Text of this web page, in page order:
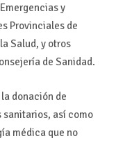
y
Provinciales de
Salud, y otros
de Sanidad.
donación de
así como
médica que no